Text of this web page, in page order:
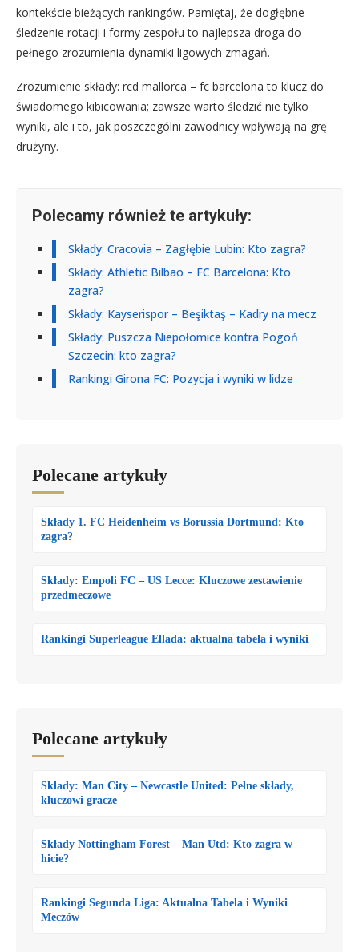
kontekście bieżących rankingów. Pamiętaj, że dogłębne
śledzenie rotacji i formy zespołu to najlepsza droga do
pełnego zrozumienia dynamiki ligowych zmagań.
Zrozumienie składy: rcd mallorca – fc barcelona to klucz do
świadomego kibicowania; zawsze warto śledzić nie tylko
wyniki, ale i to, jak poszczególni zawodnicy wpływają na grę
drużyny.
Polecamy również te artykuły:
Składy: Cracovia – Zagłębie Lubin: Kto zagra?
Składy: Athletic Bilbao – FC Barcelona: Kto
zagra?
Składy: Kayserispor – Beşiktaş – Kadry na mecz
Składy: Puszcza Niepołomice kontra Pogoń
Szczecin: kto zagra?
Rankingi Girona FC: Pozycja i wyniki w lidze
Polecane artykuły
Składy 1. FC Heidenheim vs Borussia Dortmund: Kto
zagra?
Składy: Empoli FC – US Lecce: Kluczowe zestawienie
przedmeczowe
Rankingi Superleague Ellada: aktualna tabela i wyniki
Polecane artykuły
Składy: Man City – Newcastle United: Pełne składy,
kluczowi gracze
Składy Nottingham Forest – Man Utd: Kto zagra w
hicie?
Rankingi Segunda Liga: Aktualna Tabela i Wyniki
Meczów